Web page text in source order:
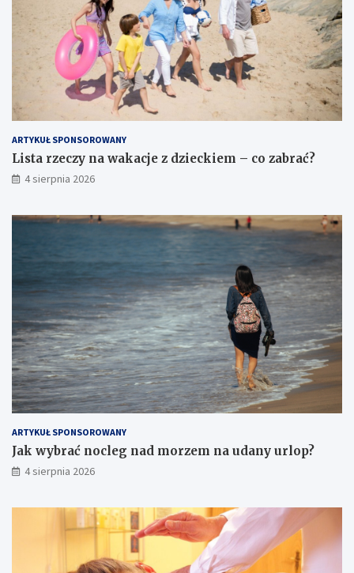
ARTYKUŁ SPONSOROWANY
Lista rzeczy na wakacje z dzieckiem – co zabrać?
4 sierpnia 2026
ARTYKUŁ SPONSOROWANY
Jak wybrać nocleg nad morzem na udany urlop?
4 sierpnia 2026